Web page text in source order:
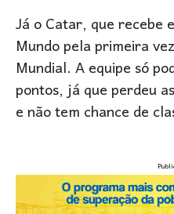
Já o Catar, que recebe
Mundo pela primeira
Mundial. A equipe só
pontos, já que perdeu
e não tem chance de